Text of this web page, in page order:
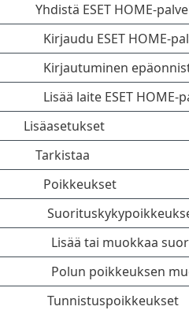
Yhdistä ESET HOME-
Kirjaudu ESET HOME-
Kirjautuminen
Lisää laite ESET HOME-
Lisäasetukset
Tarkistaa
Poikkeukset
Lisää tai muokkaa
Polun poikkeuksen
Tunnistuspoikkeukset